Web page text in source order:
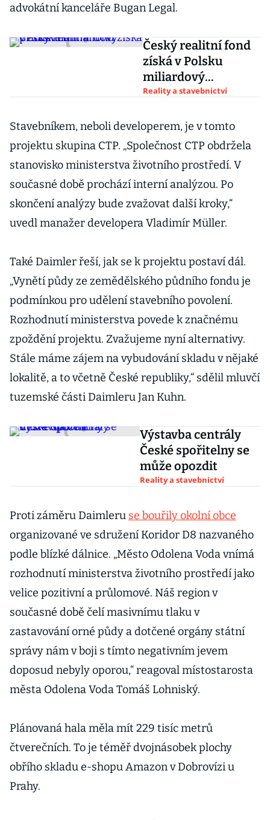
advokátní kanceláře Bugan Legal.
Český realitní fond
získá v Polsku
miliardový
přírůstek
Reality a stavebnictví
Stavebníkem, neboli developerem, je v tomto
projektu skupina CTP. „Společnost CTP obdržela
stanovisko ministerstva životního prostředí. V
současné době prochází interní analýzou. Po
skončení analýzy bude zvažovat další kroky,“
uvedl manažer developera Vladimír Müller.
Také Daimler řeší, jak se k projektu postaví dál.
„Vynětí půdy ze zemědělského půdního fondu je
podmínkou pro udělení stavebního povolení.
Rozhodnutí ministerstva povede k značnému
zpoždění projektu. Zvažujeme nyní alternativy.
Stále máme zájem na vybudování skladu v nějaké
lokalitě, a to včetně České republiky,“ sdělil mluvčí
tuzemské části Daimleru Jan Kuhn.
Výstavba centrály
České spořitelny se
může opozdit
Reality a stavebnictví
Proti záměru Daimleru se bouřily okolní obce
organizované ve sdružení Koridor D8 nazvaného
podle blízké dálnice. „Město Odolena Voda vnímá
rozhodnutí ministerstva životního prostředí jako
velice pozitivní a průlomové. Náš region v
současné době čelí masivnímu tlaku v
zastavování orné půdy a dotčené orgány státní
správy nám v boji s tímto negativním jevem
doposud nebyly oporou,“ reagoval místostarosta
města Odolena Voda Tomáš Lohniský.
Plánovaná hala měla mít 229 tisíc metrů
čtverečních. To je téměř dvojnásobek plochy
obřího skladu e-shopu Amazon v Dobrovízi u
Prahy.